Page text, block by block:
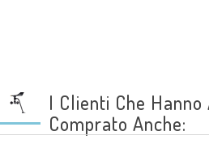
I Clienti Che
Comprato Anche: